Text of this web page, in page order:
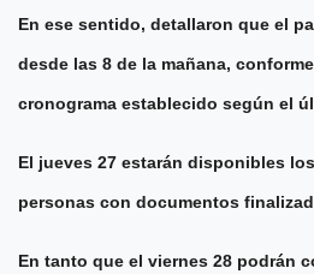
En ese sentido, detallaron que el
desde las 8 de la mañana,
cronograma establecido según el
El jueves 27 estarán disponibles
personas con documentos
En tanto que el viernes 28 podrán